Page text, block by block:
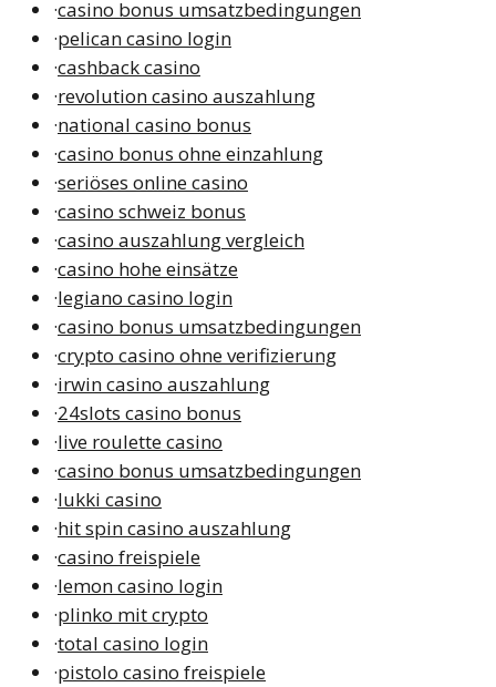
·casino bonus umsatzbedingungen
·pelican casino login
·cashback casino
·revolution casino auszahlung
·national casino bonus
·casino bonus ohne einzahlung
·seriöses online casino
·casino schweiz bonus
·casino auszahlung vergleich
·casino hohe einsätze
·legiano casino login
·casino bonus umsatzbedingungen
·crypto casino ohne verifizierung
·irwin casino auszahlung
·24slots casino bonus
·live roulette casino
·casino bonus umsatzbedingungen
·lukki casino
·hit spin casino auszahlung
·casino freispiele
·lemon casino login
·plinko mit crypto
·total casino login
·pistolo casino freispiele